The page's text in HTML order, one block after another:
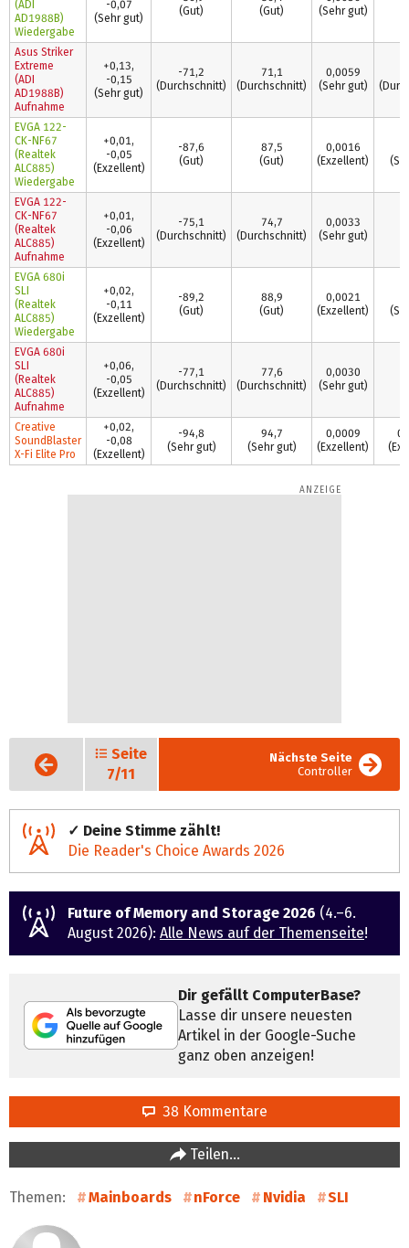
(ADI
AD1988B)
Wiedergabe
-0,07
(Sehr gut)
(Gut)
(Gut)
(Sehr gut)
Asus Striker
Extreme
(ADI
AD1988B)
Aufnahme
+0,13,
-0,15
(Sehr gut)
-71,2
(Durchschnitt)
71,1
(Durchschnitt)
0,0059
(Sehr gut)
EVGA 122-
CK-NF67
(Realtek
ALC885)
Wiedergabe
+0,01,
-0,05
(Exzellent)
-87,6
(Gut)
87,5
(Gut)
0,0016
(Exzellent)
EVGA 122-
CK-NF67
(Realtek
ALC885)
Aufnahme
+0,01,
-0,06
(Exzellent)
-75,1
(Durchschnitt)
74,7
(Durchschnitt)
0,0033
(Sehr gut)
EVGA 680i
SLI
(Realtek
ALC885)
Wiedergabe
+0,02,
-0,11
(Exzellent)
-89,2
(Gut)
88,9
(Gut)
0,0021
(Exzellent)
EVGA 680i
SLI
(Realtek
ALC885)
Aufnahme
+0,06,
-0,05
(Exzellent)
-77,1
(Durchschnitt)
77,6
(Durchschnitt)
0,0030
(Sehr gut)
Creative
SoundBlaster
X-Fi Elite Pro
+0,02,
-0,08
(Exzellent)
-94,8
(Sehr gut)
94,7
(Sehr gut)
0,0009
(Exzellent)
Vorige
Seite
Seite
7/11
Nächste Seite
Controller
✓ Deine Stimme zählt!
Die Reader's Choice Awards 2026
Future of Memory and Storage 2026 (4.–6.
August 2026): Alle News auf der Themenseite!
Dir gefällt ComputerBase?
Lasse dir unsere neuesten
Artikel in der Google-Suche
ganz oben anzeigen!
38 Kommentare
Teilen…
Themen: Mainboards nForce Nvidia SLI